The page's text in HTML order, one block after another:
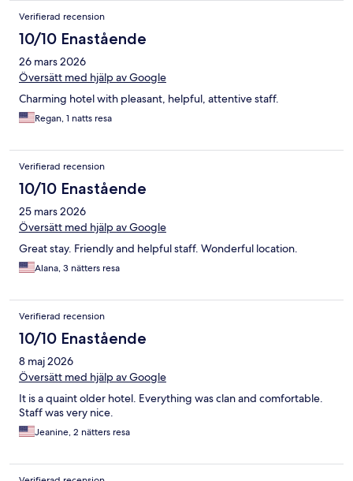
Verifierad recension
10/10 Enastående
26 mars 2026
Översätt med hjälp av Google
Charming hotel with pleasant, helpful, attentive staff.
Regan, 1 natts resa
Verifierad recension
10/10 Enastående
25 mars 2026
Översätt med hjälp av Google
Great stay. Friendly and helpful staff. Wonderful location.
Alana, 3 nätters resa
Verifierad recension
10/10 Enastående
8 maj 2026
Översätt med hjälp av Google
It is a quaint older hotel. Everything was clan and comfortable.
Staff was very nice.
Jeanine, 2 nätters resa